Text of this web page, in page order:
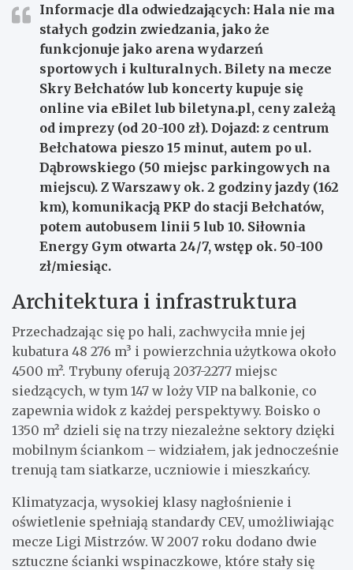
Informacje dla odwiedzających: Hala nie ma
stałych godzin zwiedzania, jako że
funkcjonuje jako arena wydarzeń
sportowych i kulturalnych. Bilety na mecze
Skry Bełchatów lub koncerty kupuje się
online via eBilet lub biletyna.pl, ceny zależą
od imprezy (od 20-100 zł). Dojazd: z centrum
Bełchatowa pieszo 15 minut, autem po ul.
Dąbrowskiego (50 miejsc parkingowych na
miejscu). Z Warszawy ok. 2 godziny jazdy (162
km), komunikacją PKP do stacji Bełchatów,
potem autobusem linii 5 lub 10. Siłownia
Energy Gym otwarta 24/7, wstęp ok. 50-100
zł/miesiąc.
Architektura i infrastruktura
Przechadzając się po hali, zachwyciła mnie jej
kubatura 48 276 m³ i powierzchnia użytkowa około
4500 m². Trybuny oferują 2037-2277 miejsc
siedzących, w tym 147 w loży VIP na balkonie, co
zapewnia widok z każdej perspektywy. Boisko o
1350 m² dzieli się na trzy niezależne sektory dzięki
mobilnym ściankom – widziałem, jak jednocześnie
trenują tam siatkarze, uczniowie i mieszkańcy.
Klimatyzacja, wysokiej klasy nagłośnienie i
oświetlenie spełniają standardy CEV, umożliwiając
mecze Ligi Mistrzów. W 2007 roku dodano dwie
sztuczne ścianki wspinaczkowe, które stały się